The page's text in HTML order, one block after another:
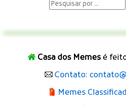
Casa dos Memesé
Contato:
Memes